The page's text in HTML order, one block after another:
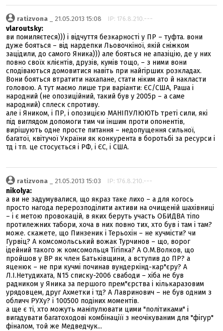
ratizvona _ 21.05.2013 15:08 IP: 176.8.210.---
vlaroutsky:
ви помиляєтеся))) і відчуття безкарності у ПР – туфта. вони
дуже бояться – від нардепки Льовочкіної, якій сніжком
зацідили, до самого Яника))) але бояться не апазіцію, де у них
повно своїх клієнтів, друзів, кумів тощо, – з ними вони
сподіваються домовитися навіть при найгірших розкладах.
Вони бояться втратити нахапане, стати ніким ато й накласти
головою. А тут маємо лише три варіанти: ЄС/США, Раша і
народний (не опозиційний, такий був у 2005р – а саме
народний) сплеск спротиву.
але і Яником, і ПР, і опозицією МАНІПУЛЮЮТЬ треті сили, які
під виглядом допомоги тим чи іншим проти опонентів,
вирішують одне просте питання – недопущення сильної,
багатої, квітучої України як конкурента в боротьбі за ресурси і
тд і тп. це стосується і РФ, і ЄС, і США.
ratizvona _ 21.05.2013 15:03 IP: 176.8.210.---
nikolya:
а ви не задумувалися, що якраз таке лихо – а для когось
просто нагода перерозподілити активи на очищеній шахівниці
– і є метою провокацій, в яких беруть участь ОБИДВА тіпо
протилежних табори, хоча в них повно тих, хто був і там і там?
може. скажете, що Пинзеник і Терьохін – не кучмісти? чи
Гурвіц? А комсомольський вожак Турчинов – що, ворог
ідейний такого ж комсомольця Тігіпка? А О.М.Волков, що
пройшов у ВР як член Батьківщини, а вступив до ПР? а
яценюк – не при кучмі починав вундеркінд-кар"єру? А
Л.І.Нетудихата, N15 списку-2006 свабоди – хіба не був
радником у Яника за першого прем"єрства і кількаразовим
урядовцем, друг Ахметки і тд? А Лавринович – не був одним з
обличч РУХу? і 100500 подіних моментів.
а ще є ті, хто можуть маніпулювати цими "політиками" і
вигадувати багатоходові комбінаціїї з неочікуваним для "фігур"
фіналом, той же Медведчук...